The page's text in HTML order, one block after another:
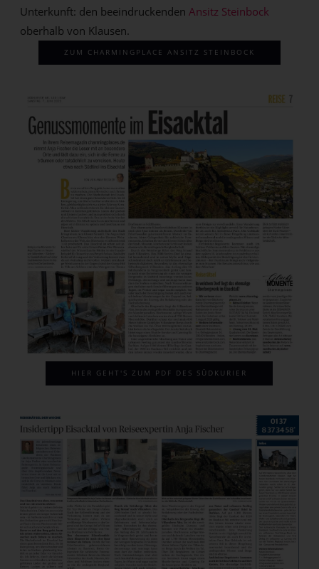
Unterkunft: den beeindruckenden Ansitz Steinbock
oberhalb von Klausen.
ZUM CHARMINGPLACE ANSITZ STEINBOCK
HIER GEHT'S ZUM PDF DES SÜDKURIER